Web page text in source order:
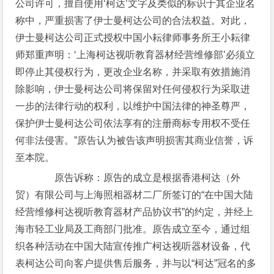
公司许可，擅自使用‘柯达’文字及类似的标识于其企业名
称中，严重损害了伊士曼柯达公司的合法权益。对此，
伊士曼柯达公司正式授权中国小耘律师事务所王小耘律
师郑重声明：‘上海柯达视听教育器材经营维修部’必须立
即停止其侵权行为，更改企业名称，并采取有效措施消
除影响，伊士曼柯达公司将保留对任何侵权行为采取进
一步的法律行动的权利，以维护中国法律的神圣尊严，
保护伊士曼柯达公司依法享有的注册商标专用权不受任
何非法侵害。”原告认为被告该声明损害其商业信誉，诉
至本院。
原告诉称：原告的成立是根据香港柯达（外
贸）有限公司与上海照相器材二厂所签订的“在中国大陆
经营维修柯达视听教育器材产品协议书”的约定，并经上
海市轻工业局及工商部门批准。原告成立至今，通过组
织各种活动在中国大陆宣传推广柯达视听器材设备，代
表柯达公司向客户提供售后服务，并与以“柯达”冠名的多